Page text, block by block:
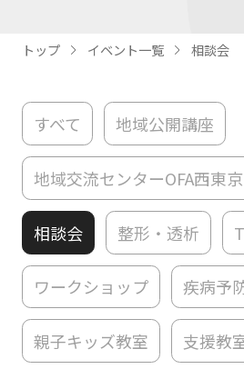
トップ イベント一覧 相談会
すべて 地域公開講座
地域交流センターOFA西東京
相談会 整形・透析
ワークショップ 疾病予
親子キッズ教室 支援教